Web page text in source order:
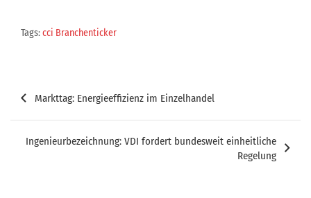
Tags:cci Branchenticker
Beitragsnavigation
Markttag: Energieeffizienz im Einzelhandel
Ingenieurbezeichnung: VDI fordert bundesweit einheitliche
Regelung